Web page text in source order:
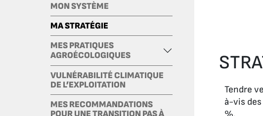
MON SYSTÈME
MA STRATÉGIE
MES PRATIQUES
AGROÉCOLOGIQUES
VULNÉRABILITÉ CLIMATIQUE
DE L’EXPLOITATION
MES RECOMMANDATIONS
POUR UNE TRANSITION PAS À
Tendre
à-vis